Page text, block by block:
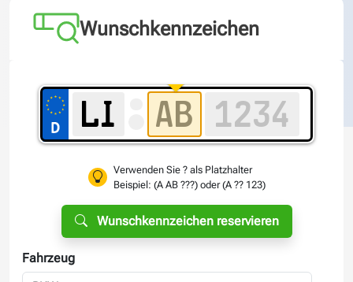
Wunschkennzeichen
Verwenden Sie ? als Platzhalter
Beispiel: (A AB ???) oder (A ?? 123)
Wunschkennzeichen reservieren
Fahrzeug